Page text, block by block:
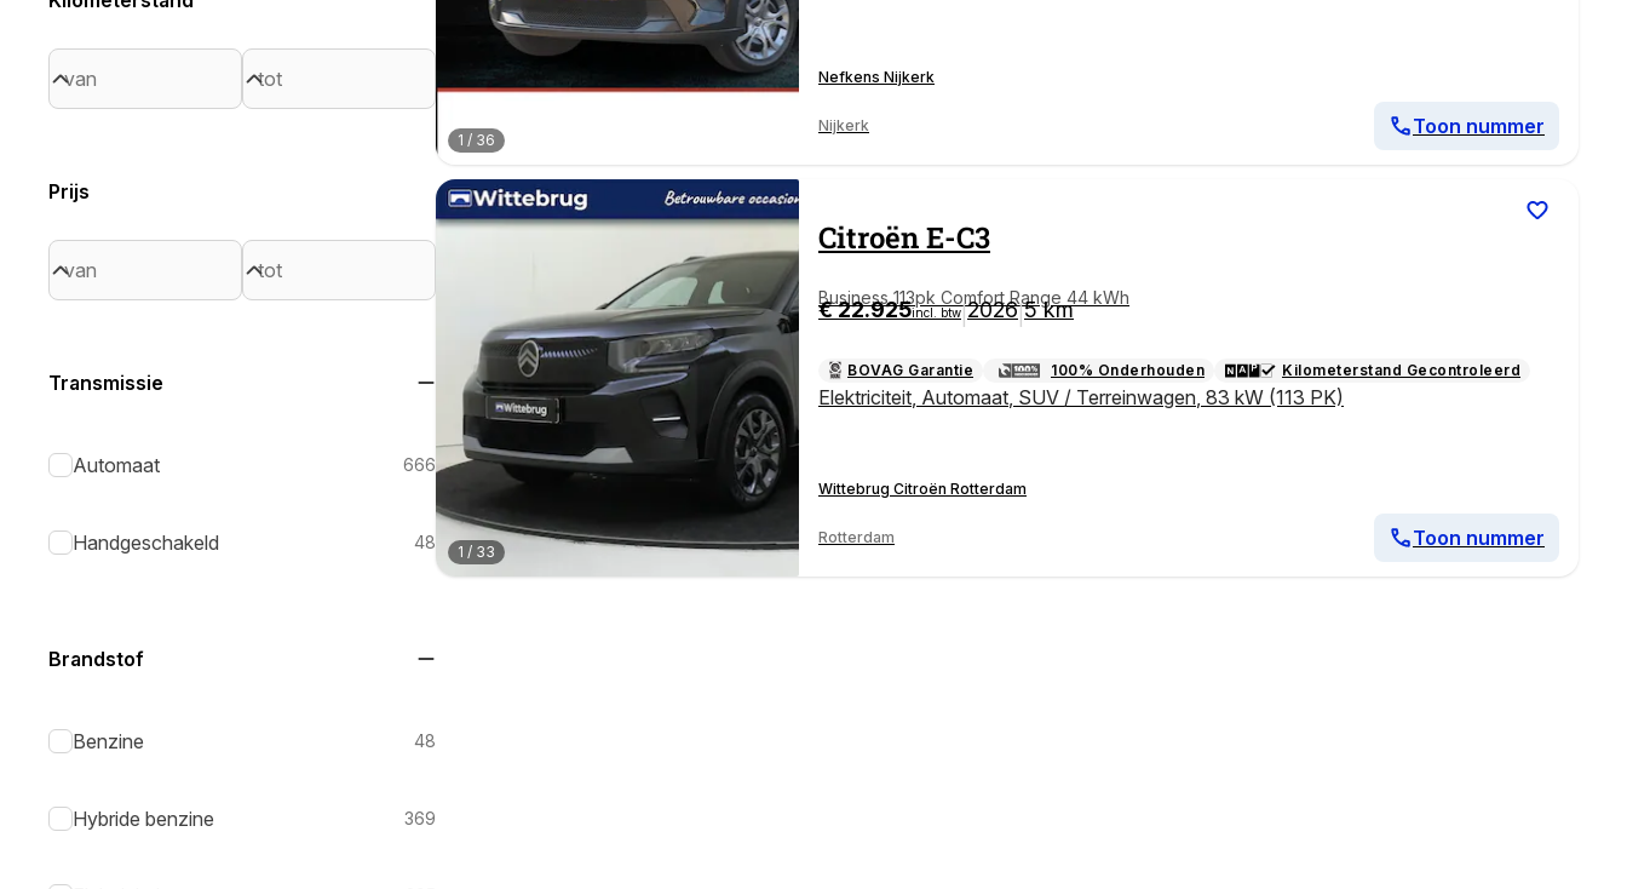
Prijs
Transmissie
Automaat 666
Handgeschakeld 48
Brandstof
Benzine 48
Hybride benzine 369
1 / 36
Nefkens Nijkerk
Nijkerk Toon nummer
1 / 33
CitroënE-C3
Business 113pk Comfort Range 44 kWh
€ 22.925incl. btw|2026|5 km
BOVAG Garantie 100% Onderhouden Kilometerstand Gecontroleerd
Elektriciteit Automaat SUV / Terreinwagen 83 kW (113 PK)
Wittebrug Citroën Rotterdam
Rotterdam Toon nummer